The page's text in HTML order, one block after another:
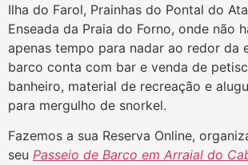
Ilha do Farol, Prainhas do Pontal do
Enseada da Praia do Forno, onde não
apenas tempo para nadar ao redor da
barco conta com bar e venda de
banheiro, material de recreação e
para mergulho de snorkel.
Fazemos a sua Reserva Online,
seu Passeio de Barco em Arraial do